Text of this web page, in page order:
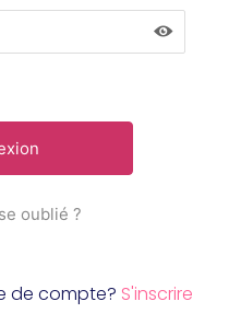
oublié ?
de compte? S'inscrire